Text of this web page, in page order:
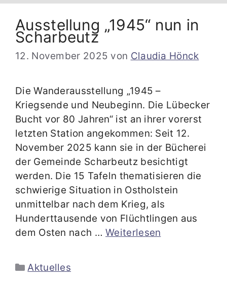
Ausstellung „1945“ nun in
Scharbeutz
12. November 2025 von Claudia Hönck
Die Wanderausstellung „1945 –
Kriegsende und Neubeginn. Die Lübecker
Bucht vor 80 Jahren“ ist an ihrer vorerst
letzten Station angekommen: Seit 12.
November 2025 kann sie in der Bücherei
der Gemeinde Scharbeutz besichtigt
werden. Die 15 Tafeln thematisieren die
schwierige Situation in Ostholstein
unmittelbar nach dem Krieg, als
Hunderttausende von Flüchtlingen aus
dem Osten nach …Weiterlesen
Kategorien
Aktuelles